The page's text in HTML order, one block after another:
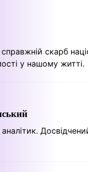
справжній скарб
у нашому житті.